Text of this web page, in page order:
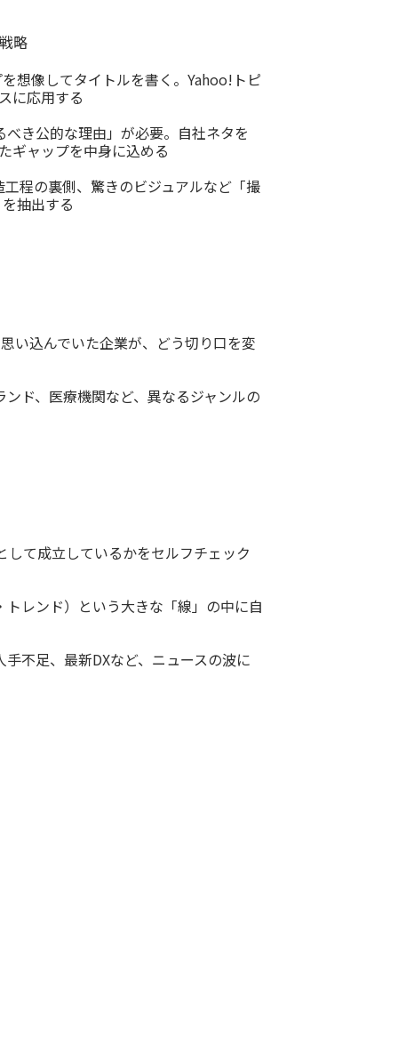
略
想像してタイトルを書く。Yahoo!トピ
に応用する
き公的な理由」が必要。自社ネタを
ギャップを中身に込める
程の裏側、驚きのビジュアルなど「撮
抽出する
い込んでいた企業が、どう切り口を変
ド、医療機関など、異なるジャンルの
て成立しているかをセルフチェック
レンド）という大きな「線」の中に自
不足、最新DXなど、ニュースの波に